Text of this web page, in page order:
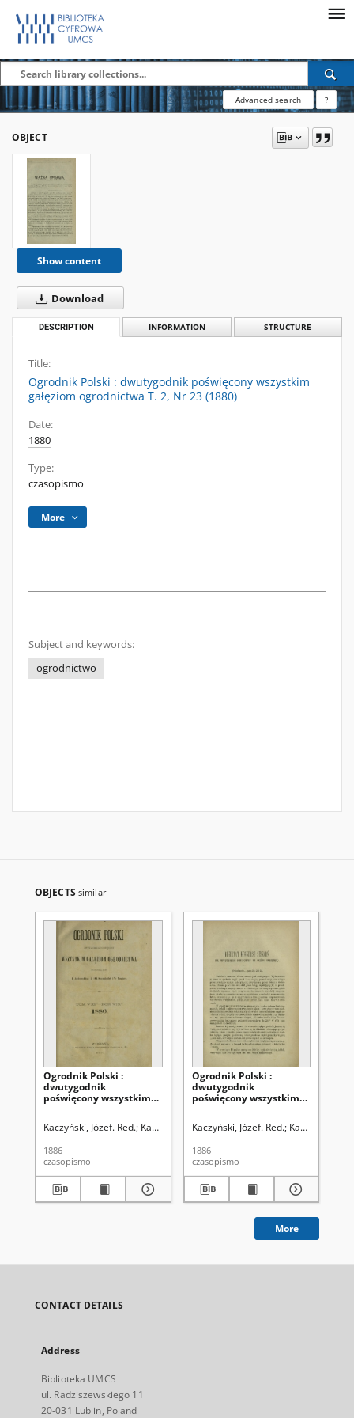
Advanced search ?
OBJECT
Show content
Download
DESCRIPTION INFORMATION STRUCTURE
Title:
Ogrodnik Polski : dwutygodnik poświęcony wszystkim
gałęziom ogrodnictwa T. 2, Nr 23 (1880)
Date:
1880
Type:
czasopismo
More
Subject and keywords:
ogrodnictwo
OBJECTS similar
Ogrodnik Polski :
dwutygodnik
poświęcony wszystkim
tomie ósmym
zawartym
Kaczyński, Józef. Red. Kaczyński, Władysław. Red. Szanior, Franciszek
1886
czasopismo
Ogrodnik Polski :
dwutygodnik
poświęcony wszystkim
Kaczyński, Józef. Red. Kaczyński,
1886
czasopismo
More
CONTACT DETAILS
Address
Biblioteka UMCS
ul. Radziszewskiego 11
20-031 Lublin, Poland